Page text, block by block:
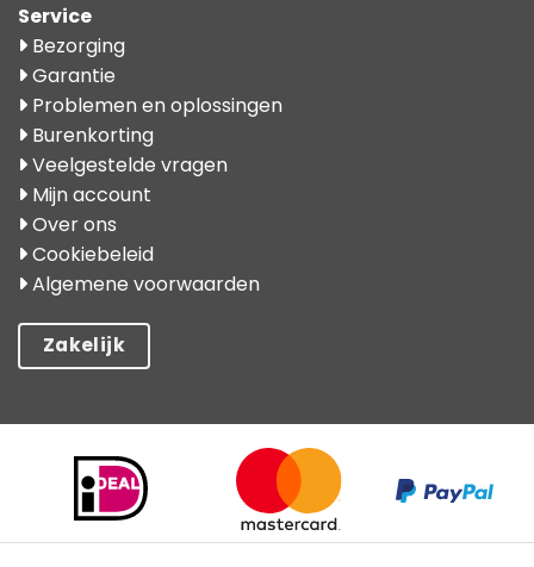
Service
Bezorging
Garantie
Problemen en oplossingen
Burenkorting
Veelgestelde vragen
Mijn account
Over ons
Cookiebeleid
Algemene voorwaarden
Zakelijk